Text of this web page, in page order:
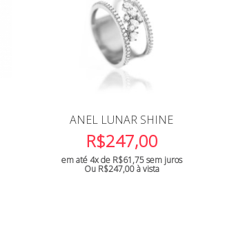
ANEL LUNAR SHINE
R$247,00
em até 4x de R$61,75sem juros
Ou R$247,00à vista